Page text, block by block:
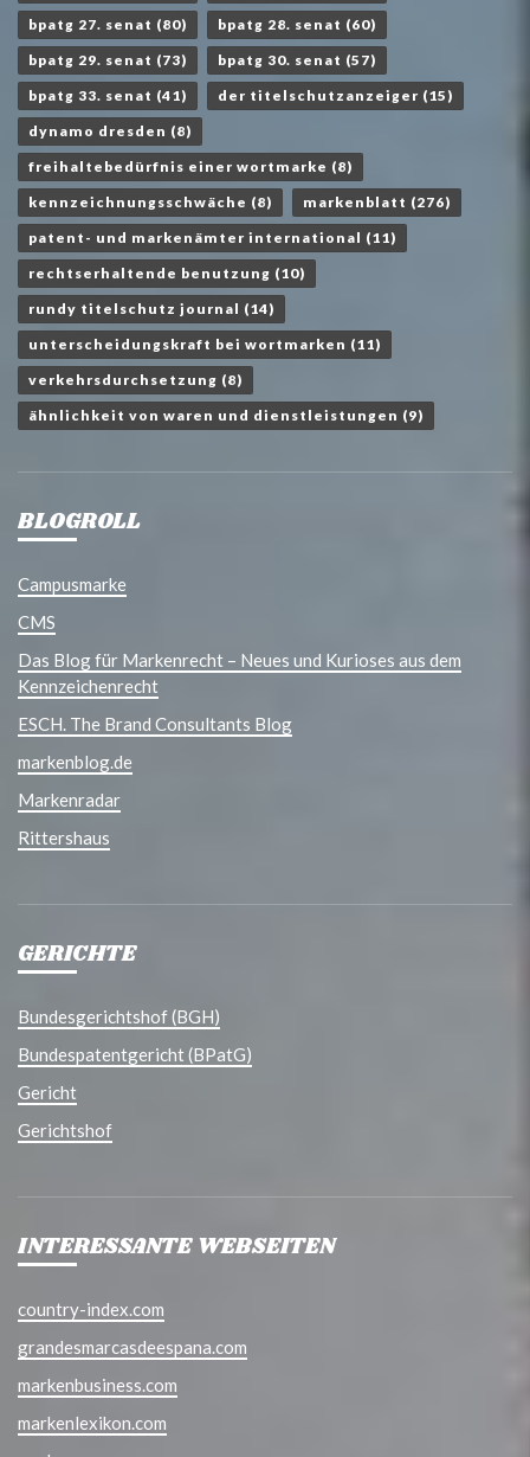
bpatg 27. senat (80) bpatg 28. senat (60)
bpatg 29. senat (73) bpatg 30. senat (57)
bpatg 33. senat (41) der titelschutzanzeiger (15)
dynamo dresden (8)
freihaltebedürfnis einer wortmarke (8)
kennzeichnungsschwäche (8) markenblatt (276)
patent- und markenämter international (11)
rechtserhaltende benutzung (10)
rundy titelschutz journal (14)
unterscheidungskraft bei wortmarken (11)
verkehrsdurchsetzung (8)
ähnlichkeit von waren und dienstleistungen (9)
BLOGROLL
Campusmarke
CMS
Das Blog für Markenrecht – Neues und Kurioses aus dem
Kennzeichenrecht
ESCH. The Brand Consultants Blog
markenblog.de
Markenradar
Rittershaus
GERICHTE
Bundesgerichtshof (BGH)
Bundespatentgericht (BPatG)
Gericht
Gerichtshof
INTERESSANTE WEBSEITEN
country-index.com
grandesmarcasdeespana.com
markenbusiness.com
markenlexikon.com